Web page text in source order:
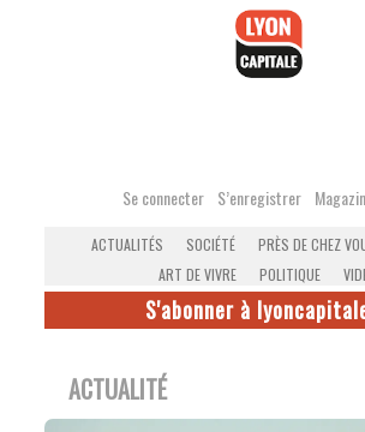
Se connecter S’enregistrer
ACTUALITÉS SOCIÉTÉ PRÈS DE CHEZ
ART DE VIVRE
POLITIQUE
S'abonner à
ACTUALITÉ